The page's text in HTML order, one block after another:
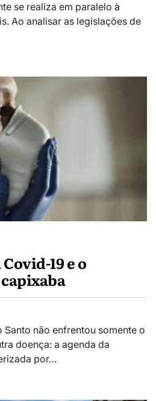
se realiza em paralelo à
Ao analisar as legislações de
19 e o
Santo não enfrentou somente o
doença: a agenda da
por…